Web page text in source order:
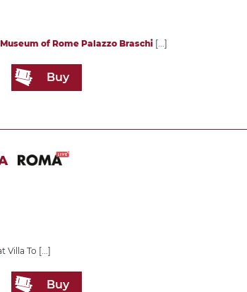
Museum of Rome Palazzo Braschi [...]
Buy
Villa To [...]
Buy